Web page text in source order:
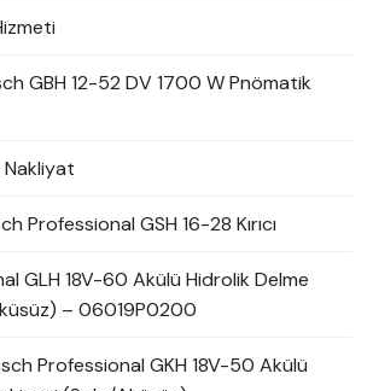
GBH 12-52 DV 1700 W Pnömatik
Nakliyat
Professional GSH 16-28 Kırıcı
GLH 18V-60 Akülü Hidrolik Delme
– 06019P0200
Professional GKH 18V-50 Akülü